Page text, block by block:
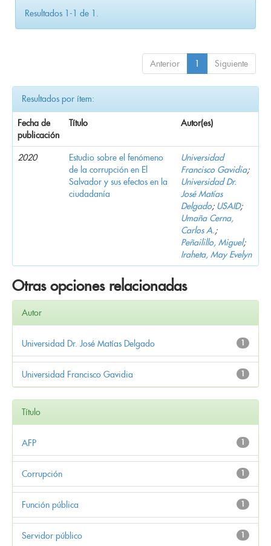
Resultados 1-1 de 1.
Anterior 1 Siguiente
Resultados por ítem:
Fecha de
publicación
Título Autor(es)
2020
Estudio sobre el fenómeno
de la corrupción en El
Salvador y sus efectos en la
ciudadanía
Universidad
Francisco Gavidia;
Universidad Dr.
José Matías
Delgado; USAID;
Umaña Cerna,
Carlos A.;
Peñailillo, Miguel;
Iraheta, May Evelyn
Otras opciones relacionadas
Autor
1
Universidad Dr. José Matías Delgado
1
Universidad Francisco Gavidia
Título
1
AFP
1
Corrupción
1
Función pública
1
Servidor público